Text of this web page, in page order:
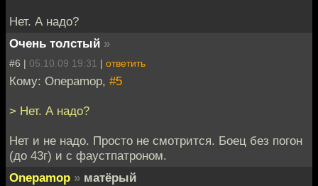
Нет. А надо?
Очень толстый »
#6 | 05.10.09 19:31 | ответить
Кому: Onepamop, #5
> Нет. А надо?
Нет и не надо. Просто не смотрится. Боец без погон
(до 43г) и с фаустпатроном.
Onepamop » матёрый